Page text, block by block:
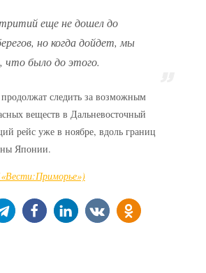
еще не дошел до
но когда дойдет, мы
что было до этого.
следить за возможным
веществ в Дальневосточный
рейс уже в ноябре, вдоль границ
Японии.